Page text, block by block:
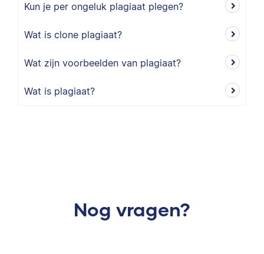
Kun je per ongeluk plagiaat plegen?
Wat is clone plagiaat?
Wat zijn voorbeelden van plagiaat?
Wat is plagiaat?
Nog vragen?